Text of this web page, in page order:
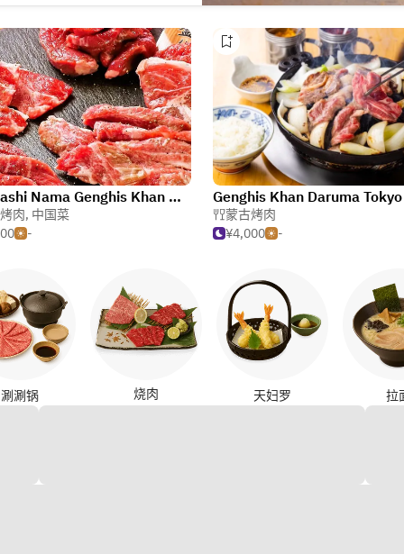
Shinbashi Nama Genghis Khan Moeru Hitsuji
肉, 中国菜
-
蒙古烤肉
¥4,000
-
涮涮锅 烧肉 天妇罗 拉